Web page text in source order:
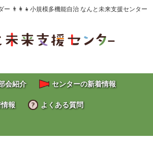
ー 👨‍👩‍👧小規模多機能自治 なんと未来支援センター
会紹介 センターの新着情報
報 よくある質問